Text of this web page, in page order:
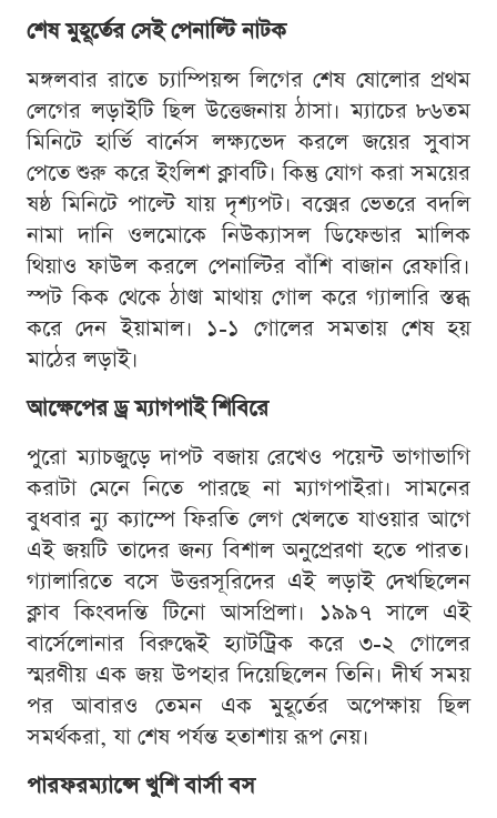
শেষ মুহূর্তের সেই পেনাল্টি নাটক
মঙ্গলবার রাতে চ্যাম্পিয়ন্স লিগের শেষ ষোলোর প্রথম
লেগের লড়াইটি ছিল উত্তেজনায় ঠাসা। ম্যাচের ৮৬তম
মিনিটে হার্ভি বার্নেস লক্ষ্যভেদ করলে জয়ের সুবাস
পেতে শুরু করে ইংলিশ ক্লাবটি। কিন্তু যোগ করা সময়ের
ষষ্ঠ মিনিটে পাল্টে যায় দৃশ্যপট। বক্সের ভেতরে বদলি
নামা দানি ওলমোকে নিউক্যাসল ডিফেন্ডার মালিক
থিয়াও ফাউল করলে পেনাল্টির বাঁশি বাজান রেফারি।
স্পট কিক থেকে ঠাণ্ডা মাথায় গোল করে গ্যালারি স্তব্ধ
করে দেন ইয়ামাল। ১-১ গোলের সমতায় শেষ হয়
মাঠের লড়াই।
আক্ষেপের ড্র ম্যাগপাই শিবিরে
পুরো ম্যাচজুড়ে দাপট বজায় রেখেও পয়েন্ট ভাগাভাগি
করাটা মেনে নিতে পারছে না ম্যাগপাইরা। সামনের
বুধবার ন্যু ক্যাম্পে ফিরতি লেগ খেলতে যাওয়ার আগে
এই জয়টি তাদের জন্য বিশাল অনুপ্রেরণা হতে পারত।
গ্যালারিতে বসে উত্তরসূরিদের এই লড়াই দেখছিলেন
ক্লাব কিংবদন্তি টিনো আসপ্রিলা। ১৯৯৭ সালে এই
বার্সেলোনার বিরুদ্ধেই হ্যাটট্রিক করে ৩-২ গোলের
স্মরণীয় এক জয় উপহার দিয়েছিলেন তিনি। দীর্ঘ সময়
পর আবারও তেমন এক মুহূর্তের অপেক্ষায় ছিল
সমর্থকরা, যা শেষ পর্যন্ত হতাশায় রূপ নেয়।
পারফরম্যান্সে খুশি বার্সা বস